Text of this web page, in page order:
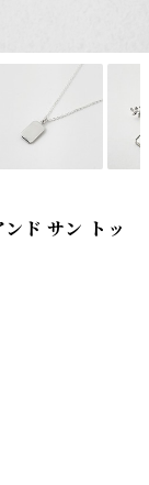
ド サン トッ